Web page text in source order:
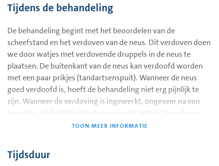
Tijdens de behandeling
De behandeling begint met het beoordelen van de
scheefstand en het verdoven van de neus. Dit verdoven doen
we door watjes met verdovende druppels in de neus te
plaatsen. De buitenkant van de neus kan verdoofd worden
met een paar prikjes (tandartsenspuit). Wanneer de neus
goed verdoofd is, hoeft de behandeling niet erg pijnlijk te
zijn. Wanneer de verdoving is ingewerkt, ongeveer na een
kwartier, zal de KNO-arts de neus recht zetten. Vervolgens
wordt eventueel een tamponnetje in de neus gezet om te
neus worden pleisters geplakt en u krijgt een kapje op de
neus.
Tijdsduur